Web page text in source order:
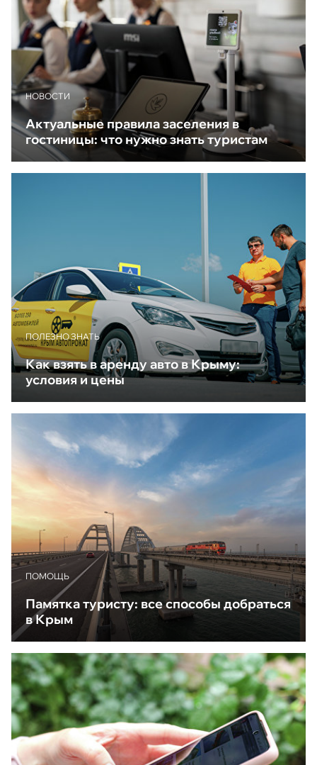
НОВОСТИ
Актуальные правила заселения в
гостиницы: что нужно знать туристам
ПОЛЕЗНО ЗНАТЬ
Как взять в аренду авто в Крыму:
условия и цены
ПОМОЩЬ
Памятка туристу: все способы добраться
в Крым